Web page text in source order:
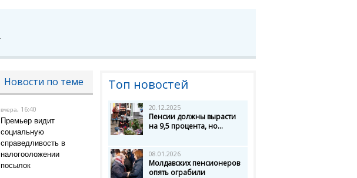
Новости по теме
вчера, 16:40
Премьер видит
социальную
справедливость в
налогооложении
посылок
Топ новостей
20.12.2025
Пенсии должны вырасти
на 9,5 процента, но...
08.01.2026
Молдавских пенсионеров
опять ограбили